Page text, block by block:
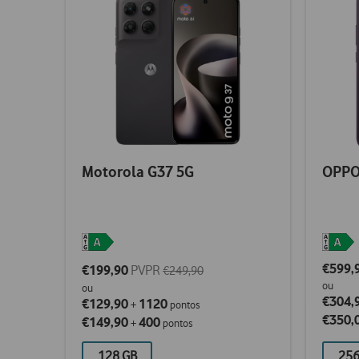
Motorola G37 5G
€199,90 PVPR €249,90
ou
€129,90+ 1120 pontos
€149,90+400 pontos
128 GB
ou